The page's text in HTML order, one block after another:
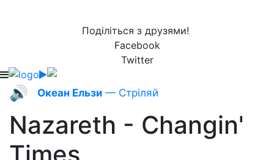
Поділіться з друзями!
Facebook
Twitter
🔊 Океан Ельзи — Стріляй
Nazareth - Changin'